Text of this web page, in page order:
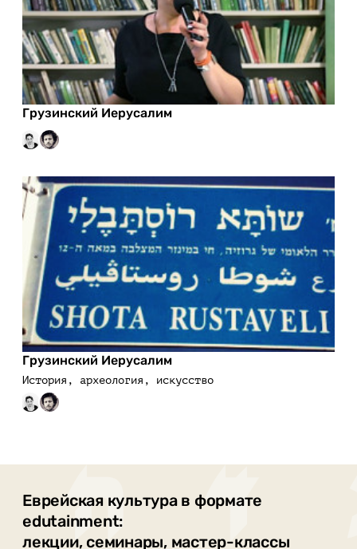
Грузинский Иерусалим
Грузинский Иерусалим
История, археология, искусство
Еврейская культура в формате
edutainment:
лекции, семинары, мастер-классы